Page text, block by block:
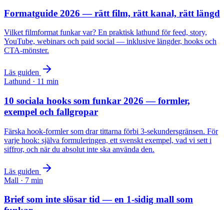
Formatguide 2026 — rätt film, rätt kanal, rätt längd
Vilket filmformat funkar var? En praktisk lathund för feed, story,
YouTube, webinars och paid social — inklusive längder, hooks och
CTA-mönster.
Läs guiden
Lathund · 11 min
10 sociala hooks som funkar 2026 — formler,
exempel och fallgropar
Färska hook-formler som drar tittarna förbi 3-sekundersgränsen. För
varje hook: själva formuleringen, ett svenskt exempel, vad vi sett i
siffror, och när du absolut inte ska använda den.
Läs guiden
Mall · 7 min
Brief som inte slösar tid — en 1-sidig mall som